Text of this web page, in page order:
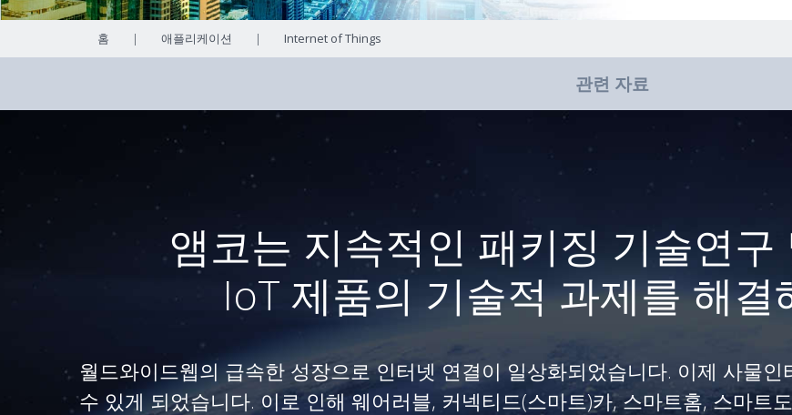
홈 | 애플리케이션 | Internet of Things
관련 자료
앰코는 지속적인 패키징 기술연구
IoT 제품의 기술적 과제를 해결
월드와이드웹의 급속한 성장으로 인터넷 연결이 일상화되었습니다. 이제 사물
수 있게 되었습니다. 이로 인해 웨어러블, 커넥티드(스마트)카, 스마트홈, 스마트